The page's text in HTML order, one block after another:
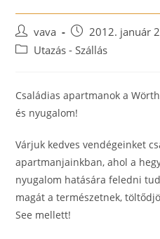
Post
author:
vava
Post
published:
2012. január
PostUtazás - Szállás
Családias apartmanok a
és nyugalom!
Várjuk kedves vendégeinket
apartmanjainkban, ahol a
nyugalom hatására feledni
magát a természetnek,
See mellett!